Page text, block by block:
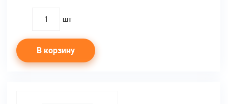
quantity
шт
В корзину